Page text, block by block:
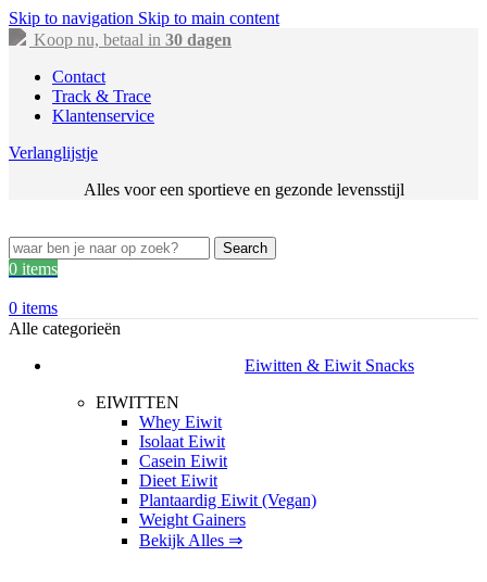
Skip to navigation Skip to main content
Koop nu, betaal in 30 dagen
Contact
Track & Trace
Klantenservice
Verlanglijstje
Alles voor een sportieve en gezonde levensstijl
Search
0 items
0 items
Alle categorieën
Eiwitten & Eiwit Snacks
EIWITTEN
Whey Eiwit
Isolaat Eiwit
Casein Eiwit
Dieet Eiwit
Plantaardig Eiwit (Vegan)
Weight Gainers
Bekijk Alles ⇒